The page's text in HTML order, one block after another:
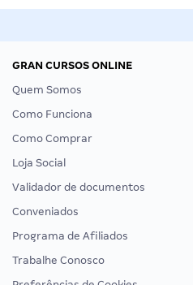
GRAN CURSOS ONLINE
Quem Somos
Como Funciona
Como Comprar
Loja Social
Validador de documentos
Conveniados
Programa de Afiliados
Trabalhe Conosco